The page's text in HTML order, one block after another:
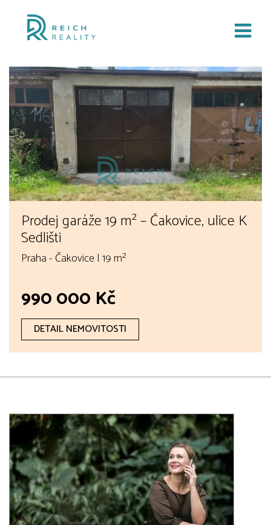
Prodej garáže 19 m² – Čakovice, ulice K
Sedlišti
Praha - Čakovice | 19 m²
990 000 Kč
DETAIL NEMOVITOSTI